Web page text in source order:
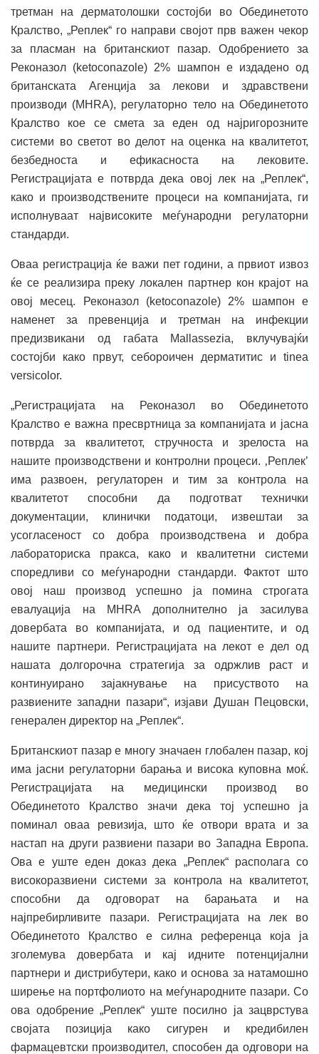
третман на дерматолошки состојби во Обединетото
Кралство, „Реплек“ го направи својот прв важен чекор
за пласман на британскиот пазар. Одобрението за
Реконазол (ketoconazole) 2% шампон е издадено од
британската Агенција за лекови и здравствени
производи (MHRA), регулаторно тело на Обединетото
Кралство кое се смета за еден од најригорозните
системи во светот во делот на оценка на квалитетот,
безбедноста и ефикасноста на лековите.
Регистрацијата е потврда дека овој лек на „Реплек“,
како и производствените процеси на компанијата, ги
исполнуваат највисоките меѓународни регулаторни
стандарди.
Оваа регистрација ќе важи пет години, а првиот извоз
ќе се реализира преку локален партнер кон крајот на
овој месец. Реконазол (ketoconazole) 2% шампон е
наменет за превенција и третман на инфекции
предизвикани од габата Mallassezia, вклучувајќи
состојби како првут, себороичен дерматитис и tinea
versicolor.
„Регистрацијата на Реконазол во Обединетото
Кралство е важна пресвртница за компанијата и јасна
потврда за квалитетот, стручноста и зрелоста на
нашите производствени и контролни процеси. ‚Реплек’
има развоен, регулаторен и тим за контрола на
квалитетот способни да подготват технички
документации, клинички податоци, извештаи за
усогласеност со добра производствена и добра
лабораториска пракса, како и квалитетни системи
споредливи со меѓународни стандарди. Фактот што
овој наш производ успешно ја помина строгата
евалуација на MHRA дополнително ја засилува
довербата во компанијата, и од пациентите, и од
нашите партнери. Регистрацијата на лекот е дел од
нашата долгорочна стратегија за одржлив раст и
континуирано зајакнување на присуството на
развиените западни пазари“, изјави Душан Пецовски,
генерален директор на „Реплек“.
Британскиот пазар е многу значаен глобален пазар, кој
има јасни регулаторни барања и висока куповна моќ.
Регистрацијата на медицински производ во
Обединетото Кралство значи дека тој успешно ја
поминал оваа ревизија, што ќе отвори врата и за
настап на други развиени пазари во Западна Европа.
Ова е уште еден доказ дека „Реплек“ располага со
високоразвиени системи за контрола на квалитетот,
способни да одговорат на барањата и на
најпребирливите пазари. Регистрацијата на лек во
Обединетото Кралство е силна референца која ја
зголемува довербата и кај идните потенцијални
партнери и дистрибутери, како и основа за натамошно
ширење на портфолиото на меѓународните пазари. Со
ова одобрение „Реплек“ уште посилно ја зацврстува
својата позиција како сигурен и кредибилен
фармацевтски производител, способен да одговори на